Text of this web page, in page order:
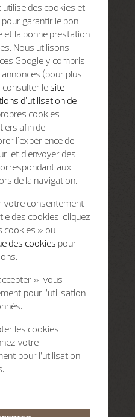
des cookies et
garantir le bon
la bonne prestation
Nous utilisons
Google y compris
(pour plus
le site
d'utilisation de
cookies
afin de
l'expérience de
et d'envoyer des
aux
de la navigation.
votre consentement
des cookies, cliquez
cookies » ou
des cookies pour
», vous
pour l’utilisation
les cookies
votre
pour l’utilisation